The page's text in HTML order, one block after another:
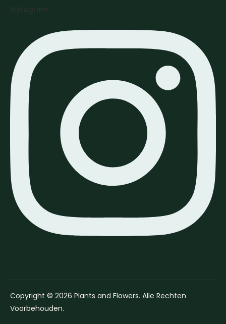
Instagram
Copyright © 2026 Plants and Flowers. Alle Rechten
Voorbehouden.